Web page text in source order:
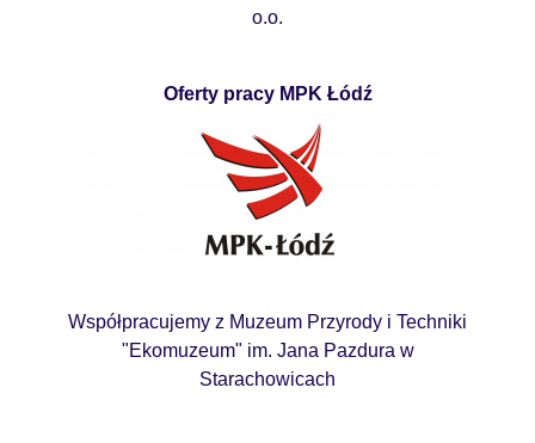
o.o.
Oferty pracy MPK Łódź
Współpracujemy z Muzeum Przyrody i Techniki
"Ekomuzeum" im. Jana Pazdura w
Starachowicach